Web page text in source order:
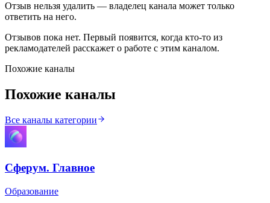
Отзыв нельзя удалить — владелец канала может только
ответить на него.
Отзывов пока нет. Первый появится, когда кто-то из
рекламодателей расскажет о работе с этим каналом.
Похожие каналы
Похожие каналы
Все каналы категории
Сферум. Главное
Образование